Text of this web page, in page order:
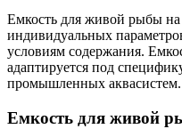
Емкость для живой рыбы на
индивидуальных
условиям содержания.
адаптируется под
промышленных аквасистем.
Емкость для живой